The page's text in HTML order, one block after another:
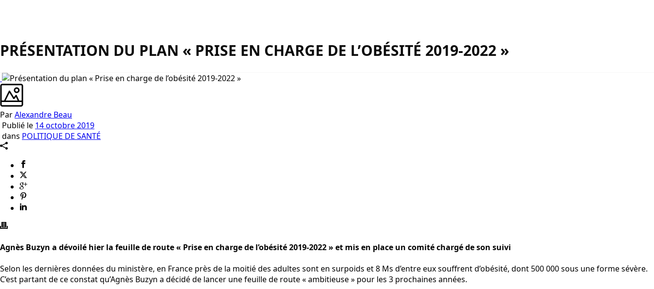
PRÉSENTATION DU PLAN « PRISE EN CHARGE DE L’OBÉSITÉ 2019-2022 »
ParAlexandre Beau
Publié le 14 octobre 2019
dans POLITIQUE DE SANTÉ
Agnès Buzyn a dévoilé hier la feuille de route « Prise en charge de l’obésité 2019-2022 » et mis en place un comité chargé de son suivi
Selon les dernières données du ministère, en France près de la moitié des adultes sont en surpoids et 8 Ms d’entre eux souffrent d’obésité, dont 500 000 sous une forme sévère.
C’est partant de ce constat qu’Agnès Buzyn a décidé de lancer une feuille de route « ambitieuse » pour les 3 prochaines années.